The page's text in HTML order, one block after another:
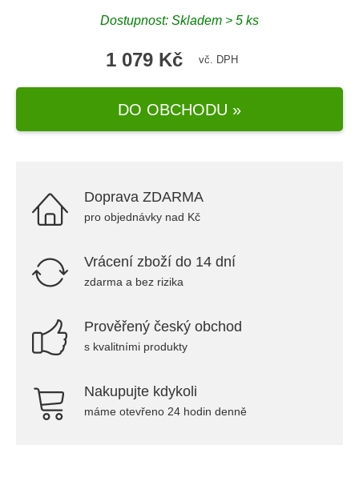
Dostupnost: Skladem > 5 ks
1 079 Kč vč. DPH
DO OBCHODU »
Doprava ZDARMA
pro objednávky nad Kč
Vrácení zboží do 14 dní
zdarma a bez rizika
Prověřený český obchod
s kvalitními produkty
Nakupujte kdykoli
máme otevřeno 24 hodin denně